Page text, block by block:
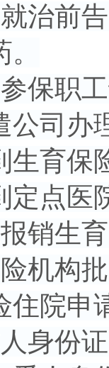
治前
保职
公司办
生育保
定点医
销生
机构
住院申
身份